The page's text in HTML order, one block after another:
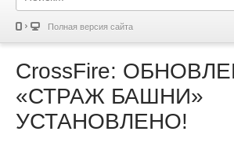
Полная версия сайта
CrossFire:
«СТРАЖ БАШНИ»
УСТАНОВЛЕНО!